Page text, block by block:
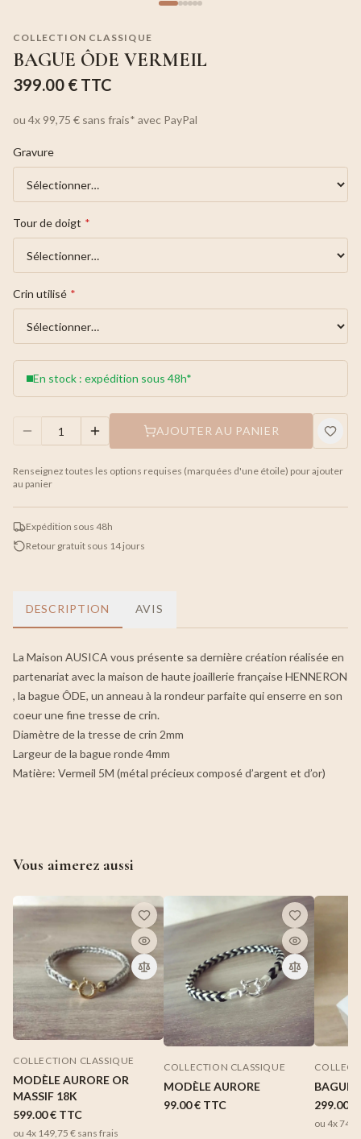
COLLECTION CLASSIQUE
BAGUE ÔDE VERMEIL
399.00 € TTC
ou 4x 99,75 € sans frais* avec PayPal
Gravure
Tour de doigt *
Crin utilisé *
En stock : expédition sous 48h*
AJOUTER AU PANIER
Renseignez toutes les options requises (marquées d'une étoile) pour ajouter
au panier
Expédition sous 48h
Retour gratuit sous 14 jours
DESCRIPTION AVIS
La Maison AUSICA vous présente sa dernière création réalisée en
partenariat avec la maison de haute joaillerie française HENNERON
, la bague ÔDE, un anneau à la rondeur parfaite qui enserre en son
coeur une fine tresse de crin.
Diamètre de la tresse de crin 2mm
Largeur de la bague ronde 4mm
Matière: Vermeil 5M (métal précieux composé d’argent et d’or)
Vous aimerez aussi
COLLECTION CLASSIQUE
MODÈLE AURORE OR
MASSIF 18K
599.00 € TTC
ou 4x 149,75 € sans frais
COLLECTION CLASSIQUE
MODÈLE AURORE
99.00 € TTC
BAGUE
299.00 €
ou 4x